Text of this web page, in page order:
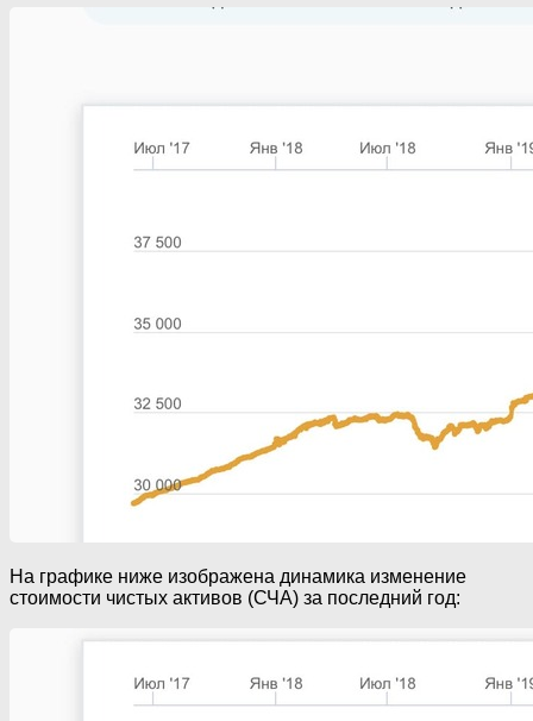
На графике ниже изображена динамика изменение
стоимости чистых активов (СЧА) за последний год: